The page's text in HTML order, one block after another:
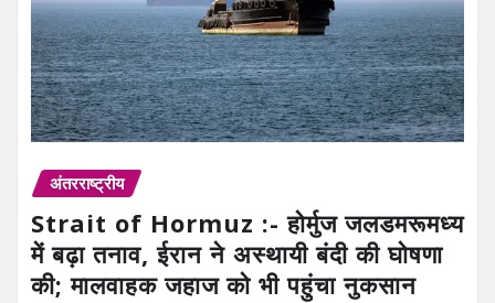
अंतरराष्ट्रीय
Strait of Hormuz :- होर्मुज जलडमरूमध्य
में बढ़ा तनाव, ईरान ने अस्थायी बंदी की घोषणा
की; मालवाहक जहाज को भी पहुंचा नुकसान